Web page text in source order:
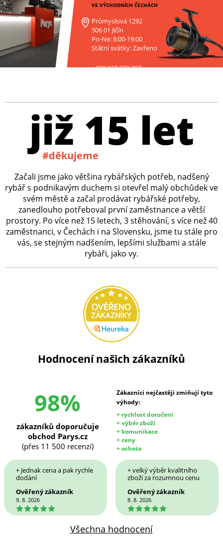
VE VÝCHODNÍCH ČECHÁCH
Průmyslová 1292
506 01 Jičín
Po-Ne: 8:00-19:00
Státní svátky: Zavřeno
+420 227 272 797
již 15 let
#děkujeme
Začali jsme jako většina rybářských potřeb, nadšený
rybář s podnikavým duchem si otevřel malý obchůdek ve
svém městě a začal prodávat rybářské potřeby,
zanedlouho potřeboval první zaměstnance a větší
prostory. Po více než 15 letech, 3 stěhování, s více než 40
zaměstnanci, v Čechách i na Slovensku, jsme tu stále pro
vás, se stejným nadšením, lepšími službami a stále
rybáři, jako vy.
Hodnocení našich zákazníků
98%
Zákazníci nejčastěji zmiňují tyto
výhody:
+ rychlost doručení
+ výběr zboží
+ komunikace
+ ceny
+ ochota
zákazníků doporučuje
obchod Parys.cz
(přes 11 500 recenzí)
+ Jednak cena a pak rychle
dodání
Ověřený zákazník
9. 8. 2026
5
+ velký výběr kvalitního
zboží za rozumnou cenu
Ověřený zákazník
8. 8. 2026
5
Všechna hodnocení